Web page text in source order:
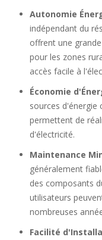
Autonomie
indépendant du
offrent une
pour les zones
accès facile à
Économie
sources d'énergie
permettent de
d'électricité.
Maintenance
généralement
des composants
utilisateurs
nombreuses
Facilité